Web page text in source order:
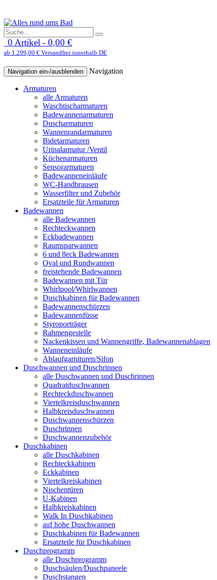
0 Artikel - 0,00 €
ab 1.299,00 € Versandfrei innerhalb DE
Navigation ein-/ausblenden Navigation
Armaturen
alle Armaturen
Waschtischarmaturen
Badewannenarmaturen
Duscharmaturen
Wannenrandarmaturen
Bidetarmaturen
Urinalarmatur /Ventil
Küchenarmaturen
Sensorarmaturen
Badewanneneinläufe
WC-Handbrausen
Wasserfilter und Zubehör
Ersatzteile für Armaturen
Badewannen
alle Badewannen
Rechteckwannen
Eckbadewannen
Raumsparwannen
6 und 8eck Badewannen
Oval und Rundwannen
freistehende Badewannen
Badewannen mit Tür
Whirlpool/Whirlwannen
Duschkabinen für Badewannen
Badewannenschürzen
Badewannenfüsse
Styroporträger
Rahmengestelle
Nackenkissen und Wannengriffe, Badewannenablagen
Wanneneinläufe
Ablaufgarnituren/Sifon
Duschwannen und Duschrinnen
alle Duschwannen und Duschrinnen
Quadratduschwannen
Rechteckduschwannen
Viertelkreisduschwannen
Halbkreisduschwannen
Duschwannenschürzen
Duschrinnen
Duschwannenzubehör
Duschkabinen
alle Duschkabinen
Rechteckkabinen
Eckkabinen
Viertelkreiskabinen
Nischentüren
U-Kabinen
Halbkreiskabinen
Walk In Duschkabinen
auf hohe Duschwannen
Duschkabinen für Badewannen
Ersatzteile für Duschkabinen
Duschprogramm
alle Duschprogramm
Duschsäulen/Duschpaneele
Duschstangen